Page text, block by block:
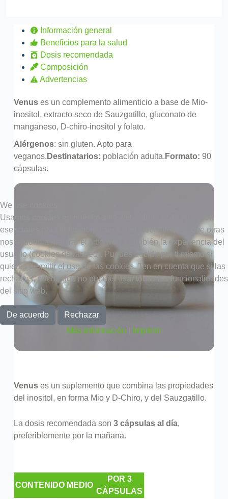
Información general
Beneficios para la salud
Dosis recomendada
Composición
Advertencias
Venus es un complemento alimenticio a base de Mio-
inositol, extracto seco de Sauzgatillo, gluconato de
manganeso, D-chiro-inositol y folato.
Alérgenos: sin gluten. Apto para
veganos. Destinatarios: población adulta. Formato: 90
cápsulas.
Venus es un suplemento que combina las propiedades
del inositol, en forma Mio y D-Chiro, y del Sauzgatillo.
La dosis recomendada son 3 cápsulas al día,
preferiblemente por la mañana.
CONTENIDO MEDIO
POR 3
CÁPSULAS
We use cookies
Usamos cookies en nuestro sitio web. Algunas de ellas son
esenciales para el funcionamiento del sitio, mientras que otras
nos ayudan a mejorar el sitio web y también la experiencia del
usuario (cookies de rastreo). Puedes decidir por ti mismo si
quieres permitir el uso de las cookies. Ten en cuenta que si las
rechazas, puede que no puedas usar todas las funcionalidades
del sitio web.
De acuerdo
Rechazar
Más información
Imprimir